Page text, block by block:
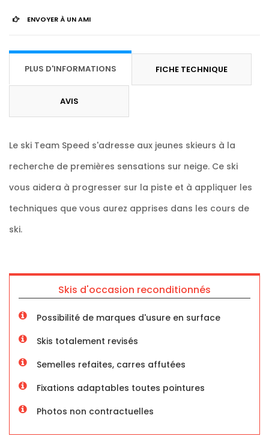
ENVOYER À UN AMI
PLUS D'INFORMATIONS FICHE TECHNIQUE
AVIS
Le ski Team Speed s'adresse aux jeunes skieurs à la
recherche de premières sensations sur neige. Ce ski
vous aidera à progresser sur la piste et à appliquer les
techniques que vous aurez apprises dans les cours de
ski.
Skis d'occasion reconditionnés
Possibilité de marques d'usure en surface
Skis totalement revisés
Semelles refaites, carres affutées
Fixations adaptables toutes pointures
Photos non contractuelles